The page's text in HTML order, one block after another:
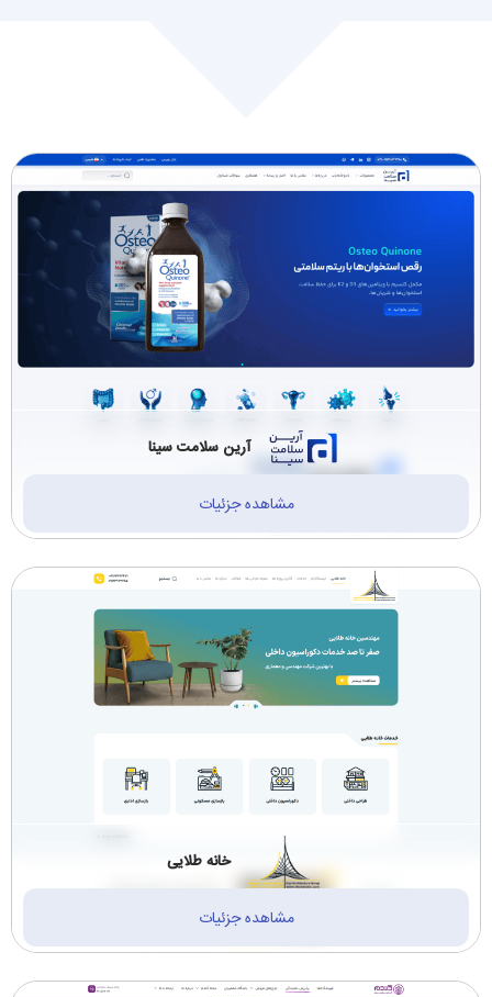
مجله (2)
بازرگانی (3)
تجهیزات و صنعتی
چاپ,انتشارات,تبلیغات
وبسته بندی (2)
(6)
وویزا (2)
کافی‌شاپ و رستوران
ماشین‌آلات صنعتی
ساختمانی پیمانکاری
دکوراسیون (14)
سازمان ها و دانشگاه
ها (1)
مالی، حسابداری، بیمه
(1)
نیروگاه و پتروشیمی
خودرو و لوازم خودرو
آموزشی و مشاوره
لوازم التحریر و نوشت
آرین سلامت سینا
مشاهده جزئیات
خانه طلایی
مشاهده جزئیات